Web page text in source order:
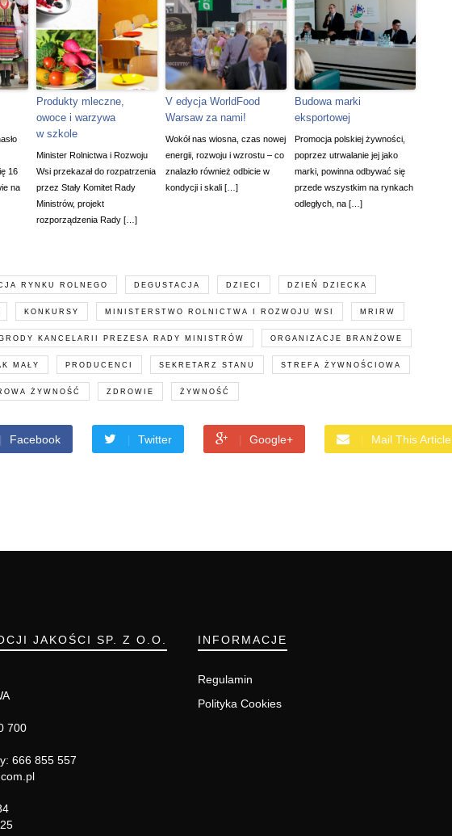
16
na
Produkty mleczne,
owoce i warzywa
w szkole
Minister Rolnictwa i Rozwoju
Wsi przekazał do rozpatrzenia
przez Stały Komitet Rady
Ministrów, projekt
rozporządzenia Rady […]
V edycja WorldFood
Warsaw za nami!
Wokół nas wiosna, czas nowej
energii, rozwoju i wzrostu – co
znalazło również odbicie w
kondycji i skali […]
Budowa marki
eksportowej
Promocja polskiej żywności,
poprzez utrwalanie jej jako
marki, powinna odbywać się
przede wszystkim na rynkach
odległych, na […]
RYNKU ROLNEGO DEGUSTACJA DZIECI DZIEŃ DZIECKA
KONKURSY MINISTERSTWO ROLNICTWA I ROZWOJU WSI MRIRW
KANCELARII PREZESA RADY MINISTRÓW ORGANIZACJE BRANŻOWE
MAŁY PRODUCENCI SEKRETARZ STANU STREFA ŻYWNOŚCIOWA
ŻYWNOŚĆ ZDROWIE ŻYWNOŚĆ
Facebook Twitter Google+ Mail This Article
JAKOŚCI SP. Z O.O.
700
666 855 557
INFORMACJE
Regulamin
Polityka Cookies